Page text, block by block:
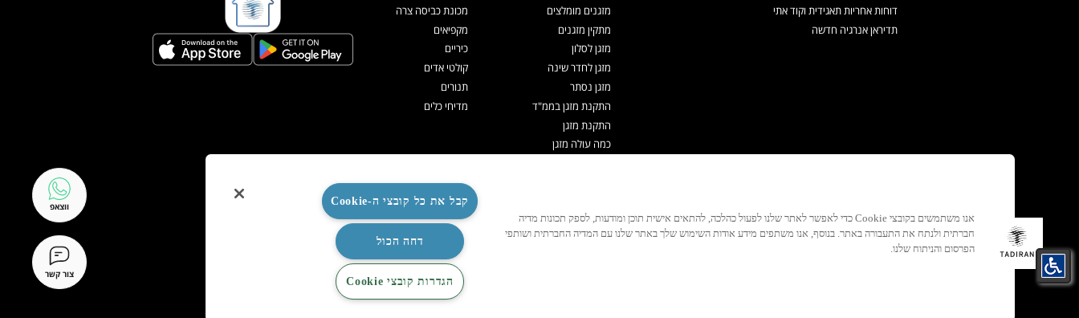
דוחות אחריות תאגידית וקוד אתי
תדיראן אנרגיה חדשה
מזגנים מומלצים
מתקין מזגנים
מזגן לסלון
מזגן לחדר שינה
מזגן נסתר
התקנת מזגן בממ"ד
התקנת מזגן
כמה עולה מזגן
מערכות VRF
TOSHIBA VRF
מכונת כביסה צרה
מקפיאים
כיריים
קולטי אדים
תנורים
מדיחי כלים
ווצאפ
צור קשר
אנו משתמשים בקובצי Cookie כדי לאפשר לאתר שלנו לפעול כהלכה, להתאים אישית תוכן ומודעות, לספק תכונות מדיה
חברתית ולנתח את התעבורה באתר. בנוסף, אנו משתפים מידע אודות השימוש שלך באתר שלנו עם המדיה החברתית ושותפי
הפרסום והניתוח שלנו.
קבל את כל קובצי ה-Cookie
דחה הכול
הגדרות קובצי Cookie